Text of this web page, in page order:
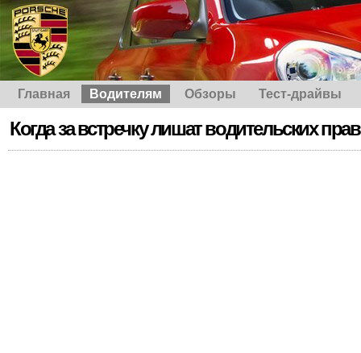
Главная Водителям Обзоры Тест-драйвы
Когда за встречку лишат водительских прав